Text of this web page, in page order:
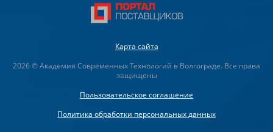
Карта сайта
2026 © Академия Современных Технологий в Волгограде. Все права
защищены
Пользовательское соглашение
Политика обработки персональных данных